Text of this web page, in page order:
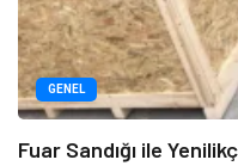
GENEL
Fuar Sandığı ile